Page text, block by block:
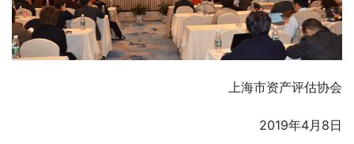
上海市资产评估协会
2019年4月8日